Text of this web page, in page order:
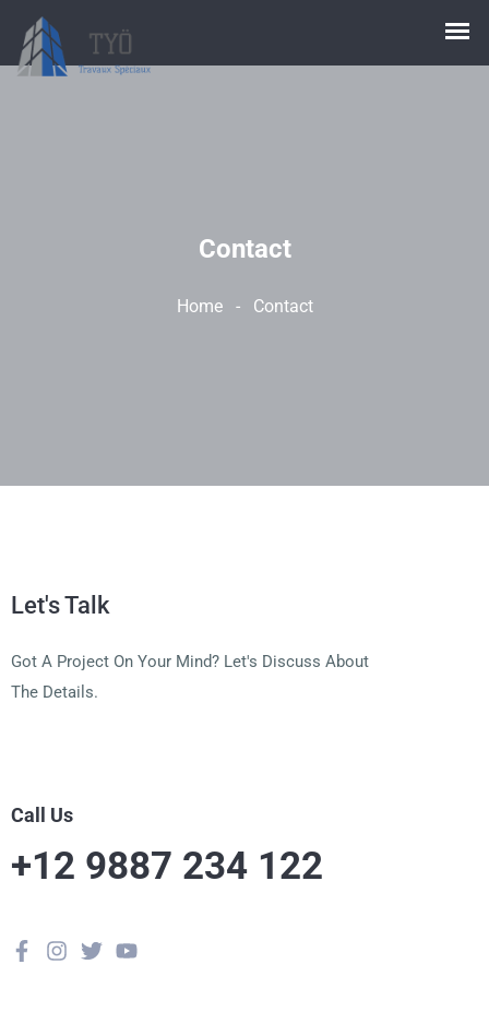
Contact
Home - Contact
Let's Talk
Got A Project On Your Mind? Let's Discuss About
The Details.
Call Us
+12 9887 234 122